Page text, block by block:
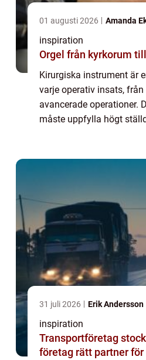
01 augusti 2026 Amanda
inspiration
Orgel från
Kirurgiska instrument är
varje operativ insats, från
avancerade operationer.
måste uppfylla högt
31 juli 2026 Erik Andersson
inspiration
Transportföretag stockholm
företag rätt partner